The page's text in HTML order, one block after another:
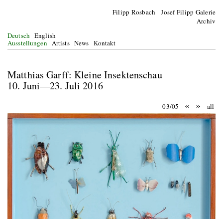
Filipp Rosbach Josef Filipp Galerie
Archiv
Deutsch English
Ausstellungen Artists News Kontakt
Matthias Garff: Kleine Insektenschau
10. Juni—23. Juli 2016
03/05 « » all